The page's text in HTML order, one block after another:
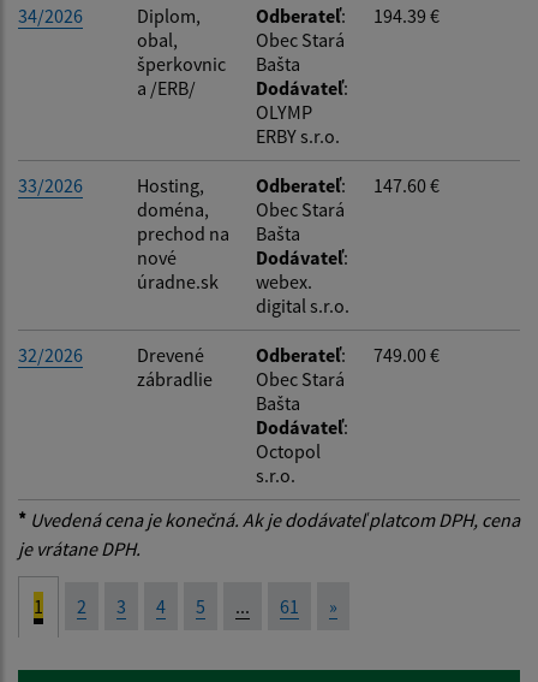
34/2026
Diplom,
obal,
šperkovnic
a /ERB/
Odberateľ:
Obec Stará
Bašta
Dodávateľ:
OLYMP
ERBY s.r.o.
194.39 €
33/2026
Hosting,
doména,
prechod na
nové
úradne.sk
Odberateľ:
Obec Stará
Bašta
Dodávateľ:
webex.
digital s.r.o.
147.60 €
32/2026
Drevené
zábradlie
Odberateľ:
Obec Stará
Bašta
Dodávateľ:
Octopol
s.r.o.
749.00 €
* Uvedená cena je konečná. Ak je dodávateľ platcom DPH, cena
je vrátane DPH.
1 2 3 4 5 ... 61 »